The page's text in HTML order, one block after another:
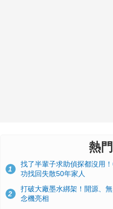
熱
1
找了半輩子求助偵探都沒用
功找回失散50年家人
2
打破大廠墨水綁架！開源、
念機亮相